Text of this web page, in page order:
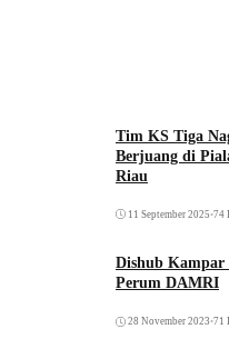
Tim KS Tiga
Berjuang di
Riau
11 September 2025 •74
Dishub
Perum DAMRI
28 November 2023 •71